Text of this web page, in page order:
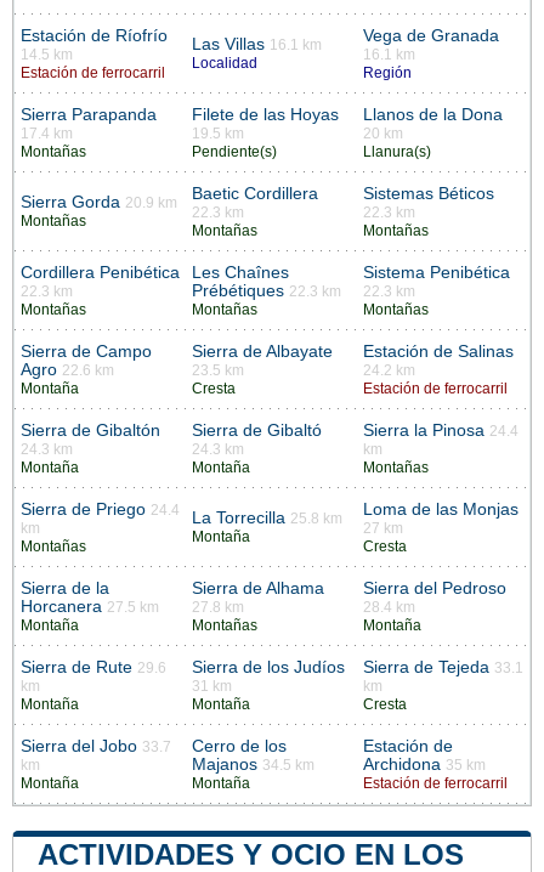
Estación de Ríofrío
14.5 km
Estación de ferrocarril
Las Villas 16.1 km
Localidad
Vega de Granada
16.1 km
Región
Sierra Parapanda
17.4 km
Montañas
Filete de las Hoyas
19.5 km
Pendiente(s)
Llanos de la Dona
20 km
Llanura(s)
Sierra Gorda 20.9 km
Montañas
Baetic Cordillera
22.3 km
Montañas
Sistemas Béticos
22.3 km
Montañas
Cordillera Penibética
22.3 km
Montañas
Les Chaînes
Prébétiques 22.3 km
Montañas
Sistema Penibética
22.3 km
Montañas
Sierra de Campo
Agro 22.6 km
Montaña
Sierra de Albayate
23.5 km
Cresta
Estación de Salinas
24.2 km
Estación de ferrocarril
Sierra de Gibaltón
24.3 km
Montaña
Sierra de Gibaltó
24.3 km
Montaña
Sierra la Pinosa 24.4
km
Montañas
Sierra de Priego 24.4
km
Montañas
La Torrecilla 25.8 km
Montaña
Loma de las Monjas
27 km
Cresta
Sierra de la
Horcanera 27.5 km
Montaña
Sierra de Alhama
27.8 km
Montañas
Sierra del Pedroso
28.4 km
Montaña
Sierra de Rute 29.6
km
Montaña
Sierra de los Judíos
31 km
Montaña
Sierra de Tejeda 33.1
km
Cresta
Sierra del Jobo 33.7
km
Montaña
Cerro de los
Majanos 34.5 km
Montaña
Estación de
Archidona 35 km
Estación de ferrocarril
ACTIVIDADES Y OCIO EN LOS